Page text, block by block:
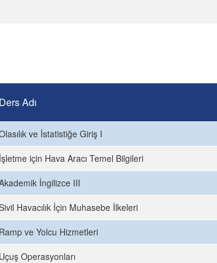
Ders Adı
ve İstatistiğe Giriş I
İşletme için Hava Aracı Temel Bilgileri
İngilizce III
Havacılık İçin Muhasebe İlkeleri
Ramp ve Yolcu Hizmetleri
Uçuş Operasyonları